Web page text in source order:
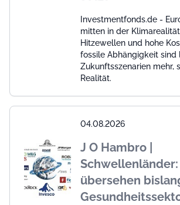
Investmentfonds.de -
mitten in der
Hitzewellen und hohe
fossile Abhängigkeit sind
Zukunftsszenarien mehr,
Realität.
04.08.2026
J O Hambro |
übersehen